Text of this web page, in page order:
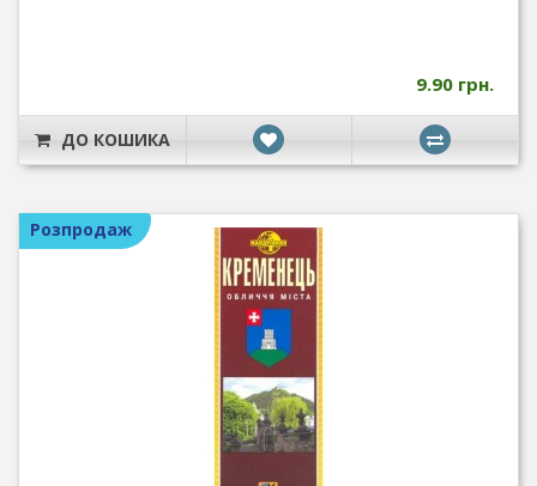
9.90 грн.
ДО КОШИКА
Розпродаж